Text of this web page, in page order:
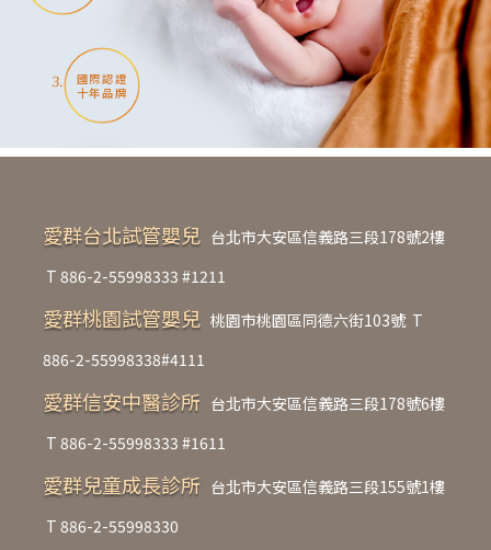
3.
國際認證
十年品牌
愛群台北試管嬰兒 台北市大安區信義路三段178號2樓
T 886-2-55998333 #1211
愛群桃園試管嬰兒 桃園市桃園區同德六街103號T
886-2-55998338#4111
愛群信安中醫診所 台北市大安區信義路三段178號6樓
T 886-2-55998333 #1611
愛群兒童成長診所 台北市大安區信義路三段155號1樓
T 886-2-55998330